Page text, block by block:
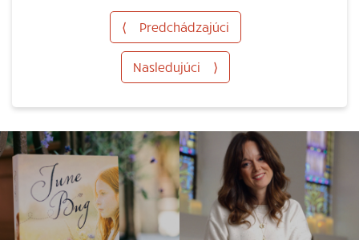
⟨ Predchádzajúci
Nasledujúci ⟩